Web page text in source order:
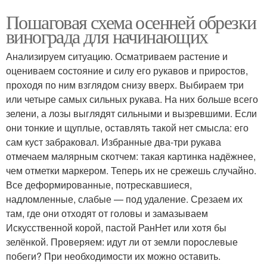
Пошаговая схема осенней обрезки
винограда для начинающих
Анализируем ситуацию. Осматриваем растение и
оцениваем состояние и силу его рукавов и приростов,
проходя по ним взглядом снизу вверх. Выбираем три
или четыре самых сильных рукава. На них больше всего
зелени, а лозы выглядят сильными и вызревшими. Если
они тонкие и щуплые, оставлять такой нет смысла: его
сам куст забраковал. Избранные два-три рукава
отмечаем малярным скотчем: такая картинка надёжнее,
чем отметки маркером. Теперь их не срежешь случайно.
Все деформированные, потрескавшиеся,
надломленные, слабые — под удаление. Срезаем их
там, где они отходят от головы и замазываем
Искусственной корой, пастой РанНет или хотя бы
зелёнкой. Проверяем: идут ли от земли порослевые
побеги? При необходимости их можно оставить.